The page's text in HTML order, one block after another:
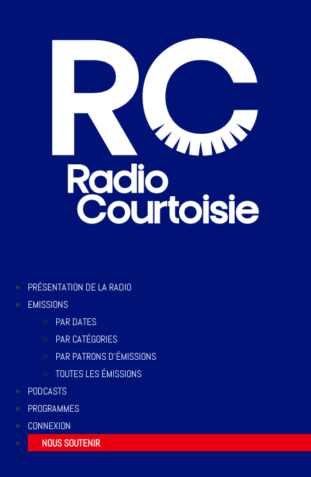
PRÉSENTATION DE LA RADIO
EMISSIONS
PAR DATES
PAR CATÉGORIES
PAR PATRONS D’ÉMISSIONS
TOUTES LES ÉMISSIONS
PODCASTS
PROGRAMMES
CONNEXION
NOUS SOUTENIR